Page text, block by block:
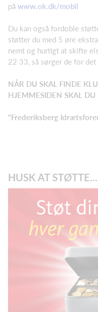
på www.ok.dk/mobil
Du kan også fordoble
støtter du med 5 øre
nemt og hurtigt at skifte
22 33, så sørger de for det
NÅR DU SKAL FINDE
HJEMMESIDEN SKAL DU
"Frederiksberg
HUSK AT STØTTE...